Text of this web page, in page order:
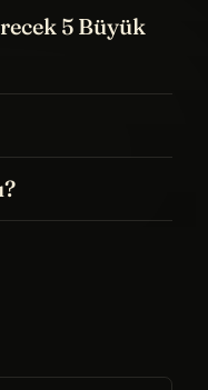
5 Büyük